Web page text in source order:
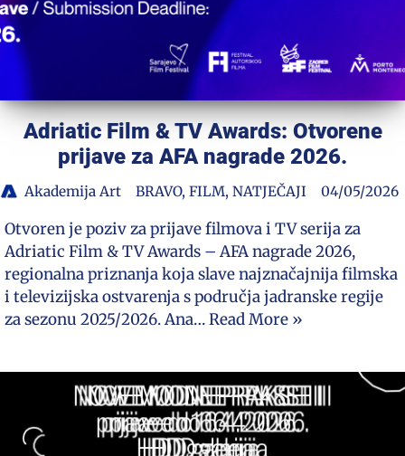
Adriatic Film & TV Awards: Otvorene
prijave za AFA nagrade 2026.
Akademija Art BRAVO, FILM, NATJEČAJI 04/05/2026
Otvoren je poziv za prijave filmova i TV serija za
Adriatic Film & TV Awards – AFA nagrade 2026,
regionalna priznanja koja slave najznačajnija filmska
i televizijska ostvarenja s područja jadranske regije
za sezonu 2025/2026. Ana…Read More »